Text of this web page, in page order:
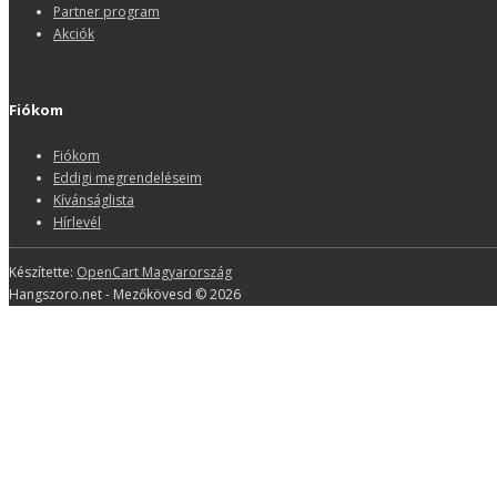
Partner program
Akciók
Fiókom
Fiókom
Eddigi megrendeléseim
Kívánságlista
Hírlevél
Készítette: OpenCart Magyarország
Hangszoro.net - Mezőkövesd © 2026